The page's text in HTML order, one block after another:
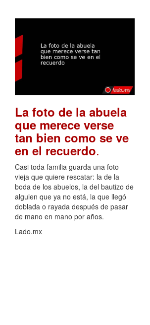
La foto de la abuela
que merece verse
tan bien como se ve
en el recuerdo.
Casi toda familia guarda una foto
vieja que quiere rescatar: la de la
boda de los abuelos, la del bautizo de
alguien que ya no está, la que llegó
doblada o rayada después de pasar
de mano en mano por años.
Lado.mx